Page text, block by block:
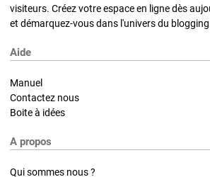
visiteurs. Créez votre espace en ligne dès
et démarquez-vous dans l'univers du
Aide
Manuel
Contactez nous
Boite à idées
A propos
Qui sommes nous ?